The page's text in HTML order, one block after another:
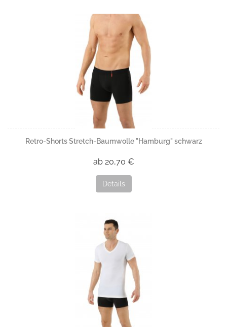
Retro-Shorts Stretch-Baumwolle "Hamburg" schwarz
ab 20,70 €
Details